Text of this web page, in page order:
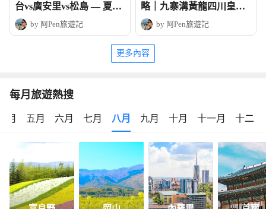
台vs廣安里vs松島 — 夏日
玩法全攻略
by 阿Pen旅遊記
略｜九寨溝黃龍四川皇牌
深度6天團
by 阿Pen旅遊記
更多內容
每月旅遊熱搜
月 五月 六月 七月 八月 九月 十月 十一月 十二月